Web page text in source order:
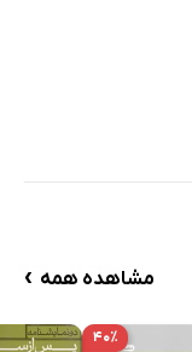
مشاهده همه ›
۴۰٪